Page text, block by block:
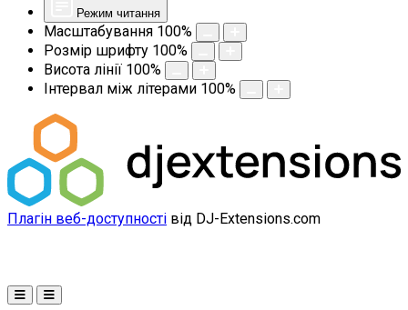
Режим читання
Масштабування 100%
Розмір шрифту 100%
Висота лінії 100%
Інтервал між літерами 100%
Плагін веб-доступності від DJ-Extensions.com